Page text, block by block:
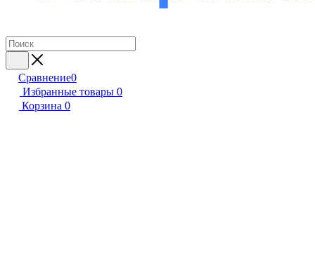
Сравнение0
Избранные товары 0
Корзина 0